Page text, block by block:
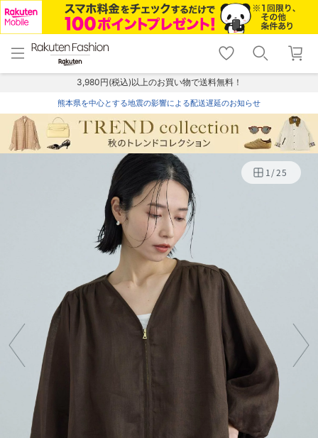
menu home
トップ
shopping_cart lock_outline
ログイン
3,980円(税込)以上のお買い物で送料無料！
熊本県を中心とする地震の影響による配送遅延のお知らせ
1/25